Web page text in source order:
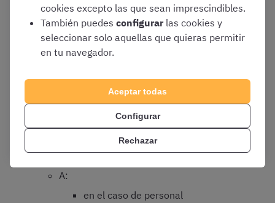
En el epígrafe 26, «Títulos académicos
oficiales» , en el recuadro
académica superior que poseais con
independencia de la exigida para el ingreso
en este cuerpo
En elrecuadro 27 «datos a consignar según
las bases de la convocatoria
los siguientes apartados:
A:
en el caso de personal
cookies excepto las que sean imprescindibles.
También puedes configurar las cookies y
seleccionar solo aquellas que quieras permitir
en tu navegador.
Aceptar todas
Configurar
Rechazar